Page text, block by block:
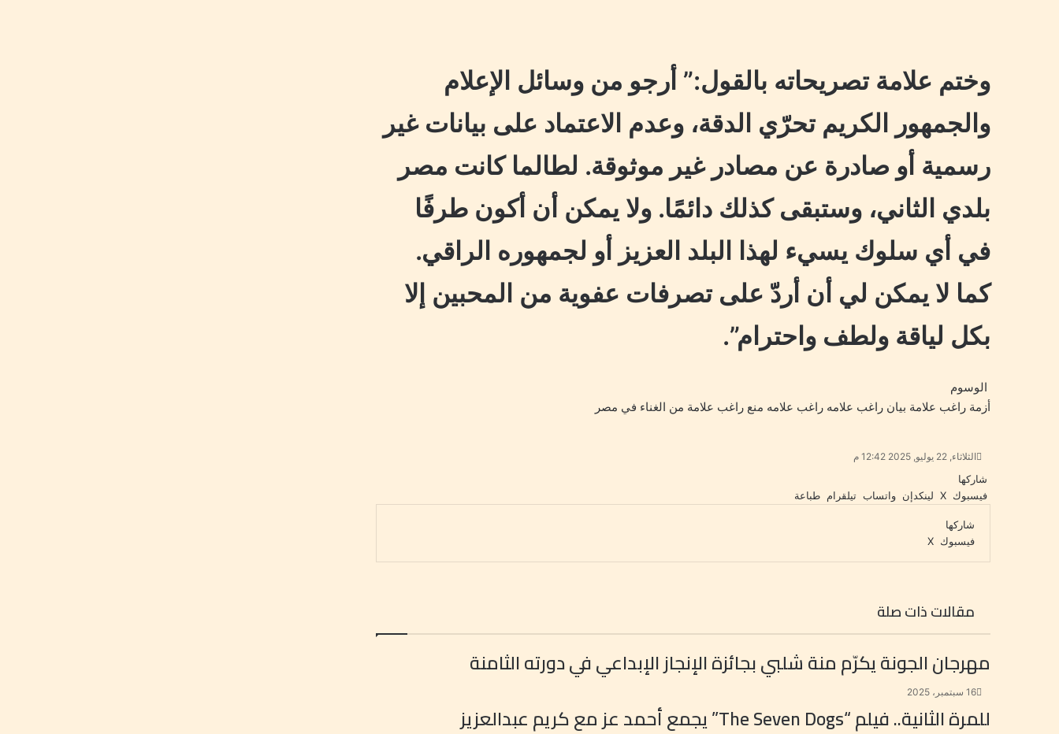
وختم علامة تصريحاته بالقول:” أرجو من وسائل الإعلام
والجمهور الكريم تحرّي الدقة، وعدم الاعتماد على بيانات غير
رسمية أو صادرة عن مصادر غير موثوقة. لطالما كانت مصر
بلدي الثاني، وستبقى كذلك دائمًا. ولا يمكن أن أكون طرفًا
في أي سلوك يسيء لهذا البلد العزيز أو لجمهوره الراقي.
كما لا يمكن لي أن أردّ على تصرفات عفوية من المحبين إلا
بكل لياقة ولطف واحترام”.
الوسوم
أزمة راغب علامة بيان راغب علامه راغب علامه منع راغب علامة من الغناء في مصر
الثلاثاء, 22 يوليو, 2025 12:42 م
شاركها
فيسبوك ‫X لينكدإن واتساب تيلقرام طباعة
شاركها
فيسبوك ‫X
ي
س
ت
ارك
ر
ا
ب
ة
مقالات ذات صلة
مهرجان الجونة يكرّم منة شلبي بجائزة الإنجاز الإبداعي في دورته الثامنة
16 سبتمبر، 2025
للمرة الثانية.. فيلم “The Seven Dogs” يجمع أحمد عز مع كريم عبدالعزيز